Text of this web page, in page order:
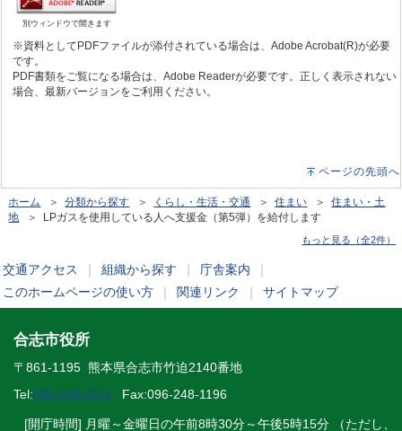
別ウィンドウで開きます
※資料としてPDFファイルが添付されている場合は、Adobe Acrobat(R)が必要
です。
PDF書類をご覧になる場合は、Adobe Readerが必要です。正しく表示されない
場合、最新バージョンをご利用ください。
ページの先頭へ
ホーム ＞分類から探す ＞ くらし・生活・交通 ＞住まい ＞住まい・土
地 ＞ LPガスを使用している人へ支援金（第5弾）を給付します
もっと見る（全2件）
交通アクセス 組織から探す 庁舎案内
このホームページの使い方
関連リンク サイトマップ
合志市役所
〒861-1195 熊本県合志市竹迫2140番地
Tel:096-248-1111 Fax:096-248-1196
[開庁時間] 月曜～金曜日の午前8時30分～午後5時15分 （ただし、